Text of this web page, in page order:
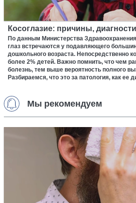
Косоглазие: причины,
По данным Министерства
глаз встречаются у подавляющего
дошкольного возраста. Непосредственно
более 2% детей. Важно помнить, что чем
болезнь, тем выше вероятность полного
Разбираемся, что это за патология, как ее
Мы рекомендуем